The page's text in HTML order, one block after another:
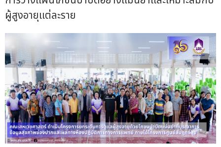
ผู้สูงอายุแต่ละราย